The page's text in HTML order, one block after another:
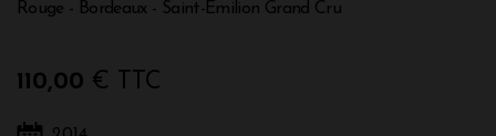
Rouge - Bordeaux - Saint-Émilion Grand Cru
110,00 € TTC